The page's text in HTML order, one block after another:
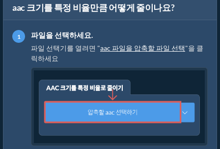
aac 크기를 특정 비율만큼 어떻게 줄이나요?
파일을 선택하세요.
파일 선택기를 열려면 "aac 파일을 압축할 파일 선택"을 클
릭하세요